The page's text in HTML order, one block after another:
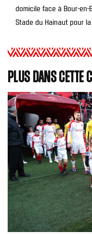
domicile face à Bour-
Stade du Hainaut pour
Plus dans cette